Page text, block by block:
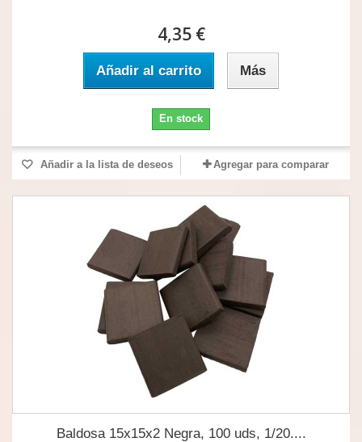
4,35 €
Añadir al carrito Más
En stock
Añadir a la lista de deseos Agregar para comparar
Baldosa 15x15x2 Negra, 100 uds, 1/20....